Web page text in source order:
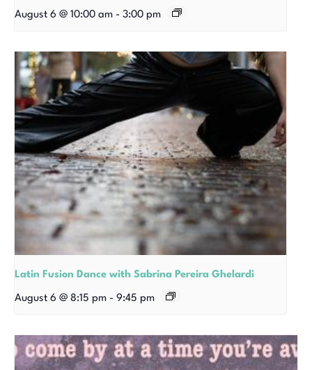
August 6 @ 10:00 am - 3:00 pm
Latin Fusion Dance with Sabrina Pereira Ghelardi
August 6 @ 8:15 pm - 9:45 pm